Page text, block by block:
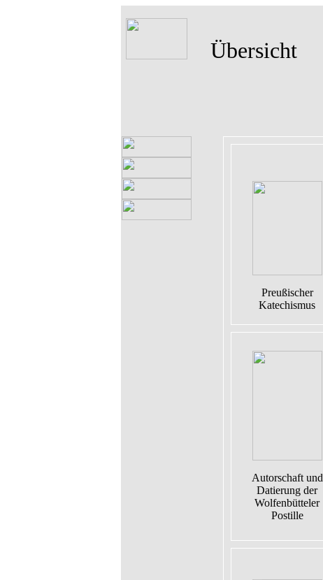
Übersicht
Preußischer
Katechismus
Autorschaft und
Datierung der
Wolfenbütteler
Postille